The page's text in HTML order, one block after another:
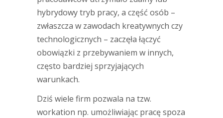
hybrydowy tryb pracy, a część osób –
zwłaszcza w zawodach kreatywnych czy
technologicznych – zaczęła łączyć
obowiązki z przebywaniem w innych,
często bardziej sprzyjających
warunkach.
Dziś wiele firm pozwala na tzw.
workation np. umożliwiając pracę spoza